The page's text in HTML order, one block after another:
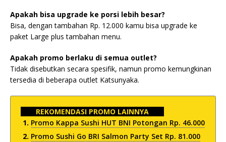
Apakah bisa upgrade ke porsi lebih besar?
Bisa, dengan tambahan Rp. 12.000 kamu bisa upgrade ke
paket Large plus tambahan menu.
Apakah promo berlaku di semua outlet?
Tidak disebutkan secara spesifik, namun promo kemungkinan
tersedia di beberapa outlet Katsunyaka.
REKOMENDASI PROMO LAINNYA
Promo Kappa Sushi HUT BNI Potongan Rp. 46.000
Promo Sushi Go BRI Salmon Party Set Rp. 81.000